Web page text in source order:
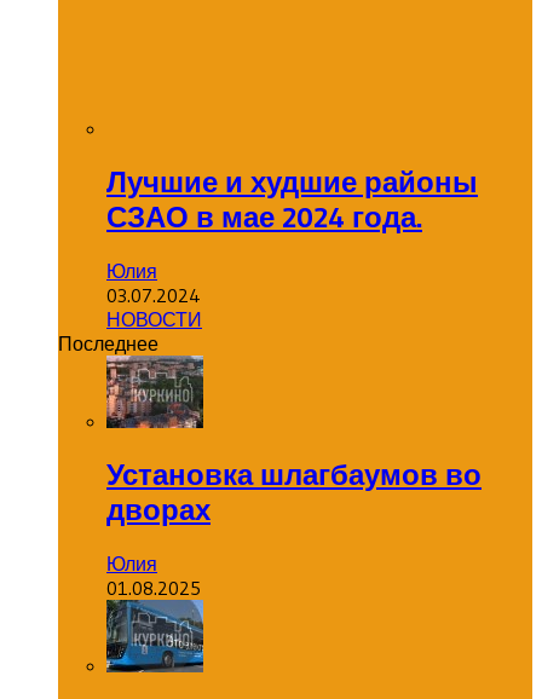
Лучшие и худшие районы
СЗАО в мае 2024 года.
Юлия
03.07.2024
НОВОСТИ
Последнее
Установка шлагбаумов во
дворах
Юлия
01.08.2025